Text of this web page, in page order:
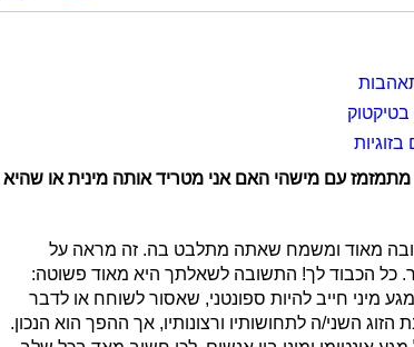
אני מתמזמז עם מישהי האם אני מטריד אותה מינית או שהיא
מאוד ומשמח שאתה מתלבט בה. זה מראה על
כל הכבוד לך! התשובה לשאלתך היא מאוד פשוטה:
מיני חייב להיות ספונטני, שאסור לשוחח או לדבר
השני/ה לתחושותיו ורצונותיו, אך ההפך הוא הנכון.